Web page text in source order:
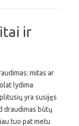
ir
mitas ar
lydima
yra susijęs
draudimas būtų
tuo pat metu